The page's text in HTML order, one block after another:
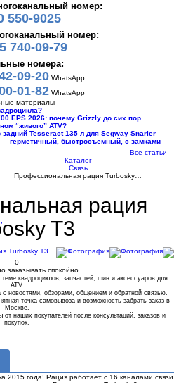
номер:
550-9025
номер:
740-09-79
номера:
09-20 WhatsApp
01-82 WhatsApp
материалы
EPS 2026: почему Grizzly до сих пор
“живого” ATV?
задний Tesseract 135 л для Segway Snarler
— герметичный, быстросъёмный, с замками
Все статьи
Каталог
Связь
Профессиональная рация Turbosky…
рация
T3
0
заказывать спокойно
теме квадроциклов, запчастей, шин и аксессуаров для
ATV.
с новостями, обзорами, общением и обратной связью.
точка самовывоза и возможность забрать заказ в
Москве.
от наших покупателей после консультаций, заказов и
покупок.
2015 года! Рация работает с 16 каналами связи